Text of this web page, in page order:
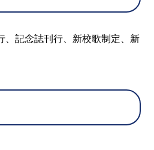
、記念誌刊行、新校歌制定、新